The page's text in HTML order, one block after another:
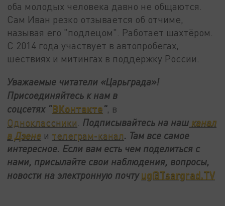
оба молодых человека давно не общаются.
Сам Иван резко отзывается об отчиме,
называя его "подлецом". Работает шахтёром.
С 2014 года участвует в автопробегах,
шествиях и митингах в поддержку России.
Уважаемые читатели «Царьграда»!
Присоединяйтесь к нам в
соцсетях "ВКонтакте", в
Одноклассники Подписывайтесь на наш канал
в Дзене и телеграм-канал. Там все самое
интересное. Если вам есть чем поделиться с
нами, присылайте свои наблюдения, вопросы,
новости на электронную почтуug@Tsargrad.TV